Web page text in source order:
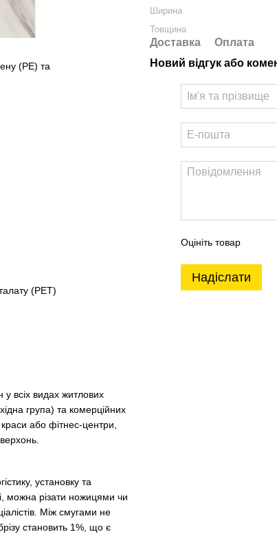
(PE) та
(PET)
у всіх видах житлових
група) та комерційних
або фітнес-центри,
установку та
можна різати ножицями чи
Між смугами не
становить 1%, що є
Ширина
Товщина
Доставка
Оплата
Новий відгук або
Оцініть товар
Надіслати